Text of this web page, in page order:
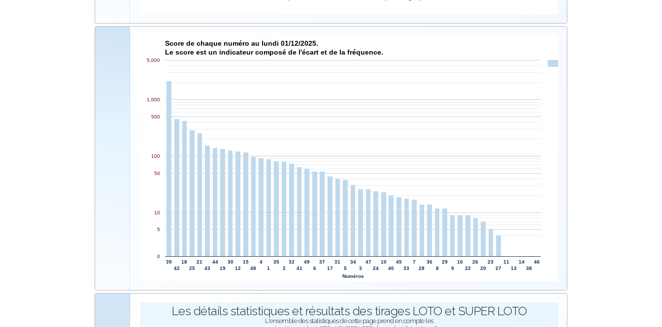
Score de chaque numéro au lundi 01/12/2025.
Le score est un indicateur composé de l'écart et de la fréquence.
39
42
18
25
21
43
44
19
30
12
15
48
4
1
35
2
32
41
49
6
37
17
31
5
34
3
47
24
10
40
45
33
7
28
36
8
29
9
16
22
26
20
23
27
11
13
14
38
46
0
5
10
50
100
500
1,000
5,000
Numéros
Les détails statistiques et résultats des tirages LOTO et SUPER LOTO
L'ensemble des statistiques de cette page prend en compte les